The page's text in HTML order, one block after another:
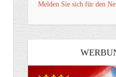
Melden Sie sich für den